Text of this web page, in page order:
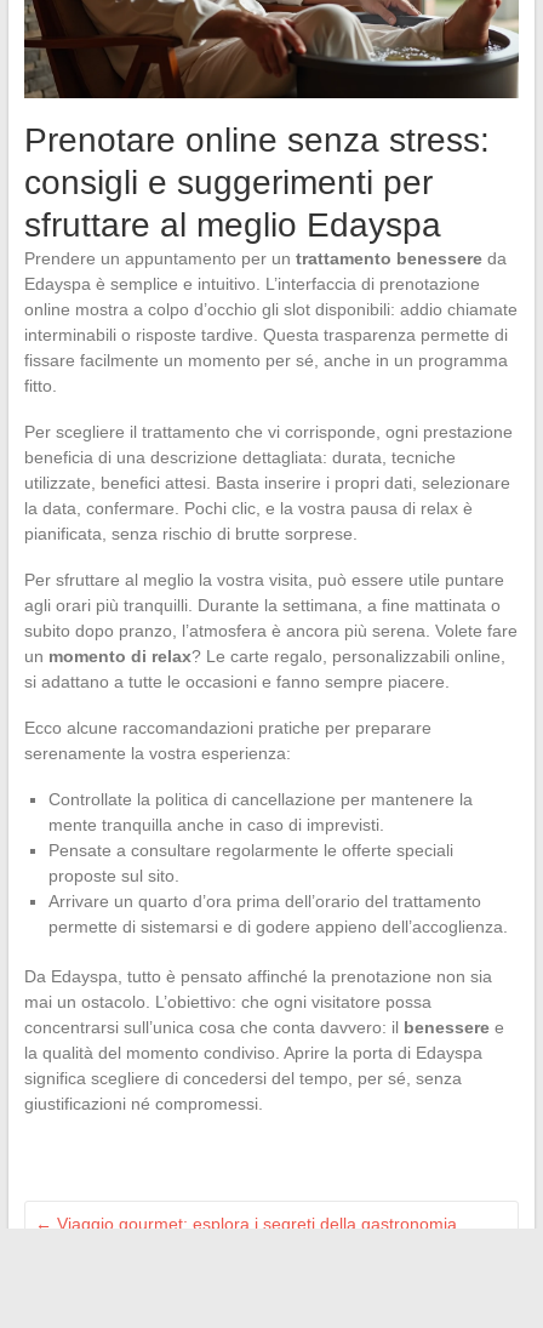
Prenotare online senza stress:
consigli e suggerimenti per
sfruttare al meglio Edayspa
Prendere un appuntamento per un trattamento benessereda
Edayspa è semplice e intuitivo. L’interfaccia di prenotazione
online mostra a colpo d’occhio gli slot disponibili: addio chiamate
interminabili o risposte tardive. Questa trasparenza permette di
fissare facilmente un momento per sé, anche in un programma
fitto.
Per scegliere il trattamento che vi corrisponde, ogni prestazione
beneficia di una descrizione dettagliata: durata, tecniche
utilizzate, benefici attesi. Basta inserire i propri dati, selezionare
la data, confermare. Pochi clic, e la vostra pausa di relax è
pianificata, senza rischio di brutte sorprese.
Per sfruttare al meglio la vostra visita, può essere utile puntare
agli orari più tranquilli. Durante la settimana, a fine mattinata o
subito dopo pranzo, l’atmosfera è ancora più serena. Volete fare
un momento di relax? Le carte regalo, personalizzabili online,
si adattano a tutte le occasioni e fanno sempre piacere.
Ecco alcune raccomandazioni pratiche per preparare
serenamente la vostra esperienza:
Controllate la politica di cancellazione per mantenere la
mente tranquilla anche in caso di imprevisti.
Pensate a consultare regolarmente le offerte speciali
proposte sul sito.
Arrivare un quarto d’ora prima dell’orario del trattamento
permette di sistemarsi e di godere appieno dell’accoglienza.
Da Edayspa, tutto è pensato affinché la prenotazione non sia
mai un ostacolo. L’obiettivo: che ogni visitatore possa
concentrarsi sull’unica cosa che conta davvero: il benesseree
la qualità del momento condiviso. Aprire la porta di Edayspa
significa scegliere di concedersi del tempo, per sé, senza
giustificazioni né compromessi.
← Viaggio gourmet: esplora i segreti della gastronomia